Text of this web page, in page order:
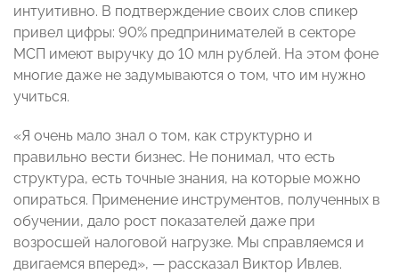
интуитивно. В подтверждение своих слов спикер
привел цифры: 90% предпринимателей в секторе
МСП имеют выручку до 10 млн рублей. На этом фоне
многие даже не задумываются о том, что им нужно
учиться.
«Я очень мало знал о том, как структурно и
правильно вести бизнес. Не понимал, что есть
структура, есть точные знания, на которые можно
опираться. Применение инструментов, полученных в
обучении, дало рост показателей даже при
возросшей налоговой нагрузке. Мы справляемся и
двигаемся вперед», — рассказал Виктор Ивлев.